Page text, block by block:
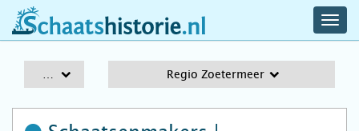
schaatshistorie.nl
Regio Zoetermeer